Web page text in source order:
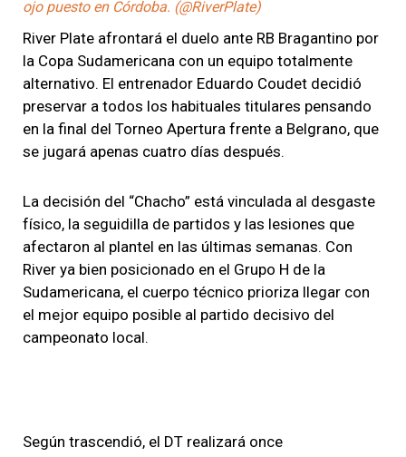
ojo puesto en Córdoba. (@RiverPlate)
River Plate afrontará el duelo ante RB Bragantino por
la Copa Sudamericana con un equipo totalmente
alternativo. El entrenador Eduardo Coudet decidió
preservar a todos los habituales titulares pensando
en la final del Torneo Apertura frente a Belgrano, que
se jugará apenas cuatro días después.
La decisión del “Chacho” está vinculada al desgaste
físico, la seguidilla de partidos y las lesiones que
afectaron al plantel en las últimas semanas. Con
River ya bien posicionado en el Grupo H de la
Sudamericana, el cuerpo técnico prioriza llegar con
el mejor equipo posible al partido decisivo del
campeonato local.
Según trascendió, el DT realizará once